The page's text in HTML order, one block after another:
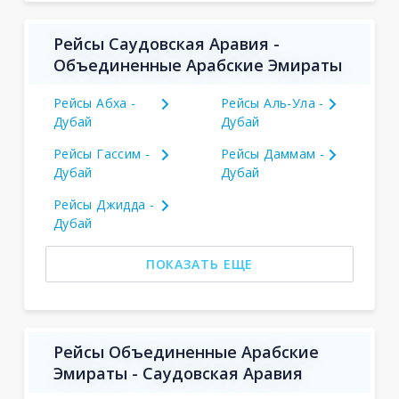
Рейсы Саудовская Аравия -
Объединенные Арабские Эмираты
Рейсы Абха -
Дубай
Рейсы Аль-Ула -
Дубай
Рейсы Гассим -
Дубай
Рейсы Даммам -
Дубай
Рейсы Джидда -
Дубай
ПОКАЗАТЬ ЕЩЕ
Рейсы Объединенные Арабские
Эмираты - Саудовская Аравия